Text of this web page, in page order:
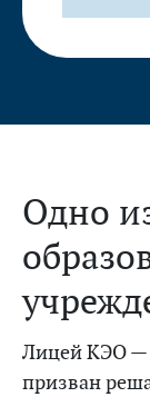
Одно
Лицей КЭО —
призван